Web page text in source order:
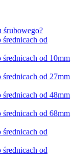
śrubowego?
od
od 10mm
od 27mm
od 48mm
od 68mm
od
od